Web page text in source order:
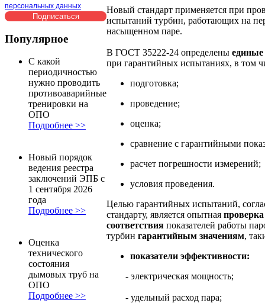
персональных данных
Популярное
С какой
периодичностью
нужно проводить
противоаварийные
тренировки на
ОПО
Подробнее >>
Новый порядок
ведения реестра
заключений ЭПБ с
1 сентября 2026
года
Подробнее >>
Оценка
технического
состояния
дымовых труб на
ОПО
Подробнее >>
Новый стандарт применяется при
испытаний турбин, работающих на
насыщенном паре.
В ГОСТ 35222-24 определены
при гарантийных испытаниях, в том
подготовка;
проведение;
оценка;
сравнение с гарантийными
расчет погрешности измерений;
условия проведения.
Целью гарантийных испытаний,
стандарту, является опытная проверка
соответствия показателей работы
турбин гарантийным значениям,
показатели эффективности:
- электрическая мощность;
- удельный расход пара;